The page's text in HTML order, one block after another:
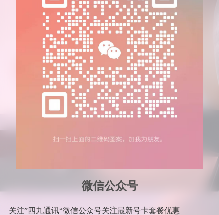
微信公众号
关注”四九通讯“微信公众号关注最新号卡套餐优惠